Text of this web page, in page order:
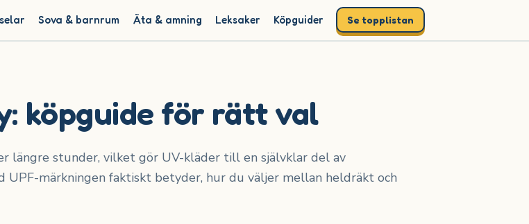
Sova & barnrum Äta & amning Leksaker Köpguider Se topplistan
köpguide för rätt val
längre stunder, vilket gör UV-kläder till en självklar del av
UPF-märkningen faktiskt betyder, hur du väljer mellan heldräkt och